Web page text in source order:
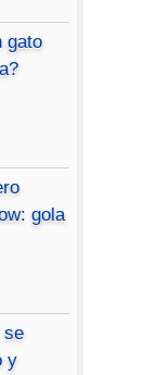
gato
gola
se
y